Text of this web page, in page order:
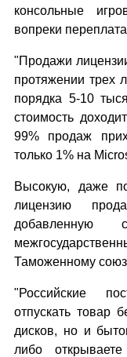
консольные
вопреки
"Продажи
протяжении трех
порядка 5-10
стоимость
99% продаж
только 1% на
Высокую, даже
лицензию
добавленную
Таможенному
"Российские
отпускать товар
дисков, но и
либо